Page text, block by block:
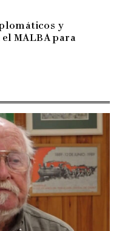
y
MALBA para